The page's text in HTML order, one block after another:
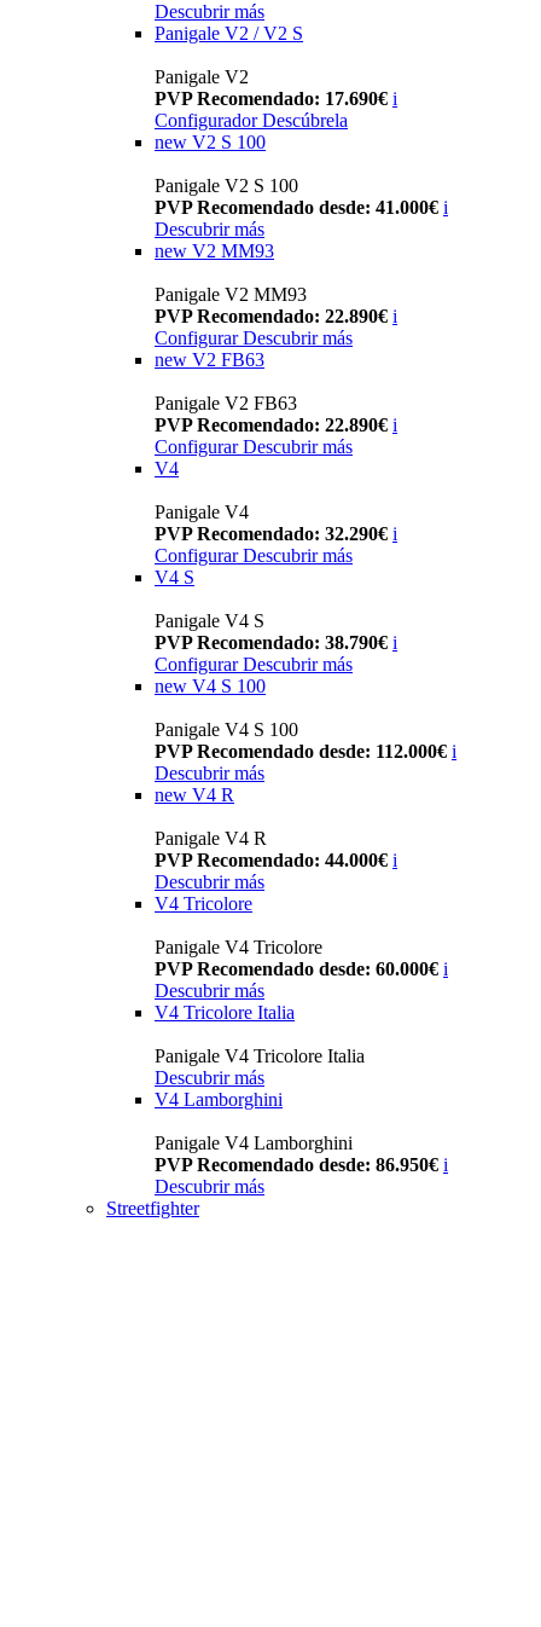
Descubrir más
Panigale V2 / V2 S
Panigale V2
PVP Recomendado: 17.690€ i
Configurador Descúbrela
new V2 S 100
Panigale V2 S 100
PVP Recomendado desde: 41.000€ i
Descubrir más
new V2 MM93
Panigale V2 MM93
PVP Recomendado: 22.890€ i
Configurar Descubrir más
new V2 FB63
Panigale V2 FB63
PVP Recomendado: 22.890€ i
Configurar Descubrir más
V4
Panigale V4
PVP Recomendado: 32.290€ i
Configurar Descubrir más
V4 S
Panigale V4 S
PVP Recomendado: 38.790€ i
Configurar Descubrir más
new V4 S 100
Panigale V4 S 100
PVP Recomendado desde: 112.000€ i
Descubrir más
new V4 R
Panigale V4 R
PVP Recomendado: 44.000€ i
Descubrir más
V4 Tricolore
Panigale V4 Tricolore
PVP Recomendado desde: 60.000€ i
Descubrir más
V4 Tricolore Italia
Panigale V4 Tricolore Italia
Descubrir más
V4 Lamborghini
Panigale V4 Lamborghini
PVP Recomendado desde: 86.950€ i
Descubrir más
Streetfighter